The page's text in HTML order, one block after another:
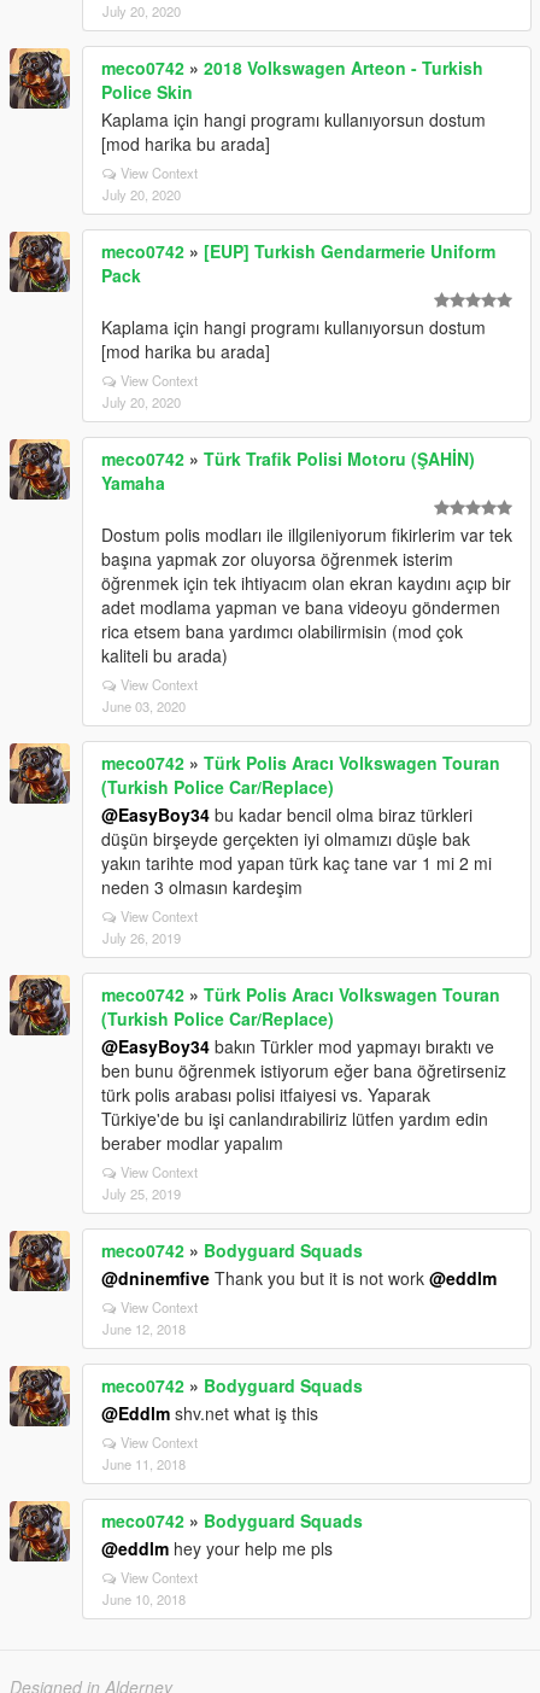
July 20, 2020
meco0742 » 2018 Volkswagen Arteon - Turkish
Police Skin
Kaplama için hangi programı kullanıyorsun dostum
[mod harika bu arada]
View Context
July 20, 2020
meco0742 » [EUP] Turkish Gendarmerie Uniform
Pack
Kaplama için hangi programı kullanıyorsun dostum
[mod harika bu arada]
View Context
July 20, 2020
meco0742 » Türk Trafik Polisi Motoru (ŞAHİN)
Yamaha
Dostum polis modları ile illgileniyorum fikirlerim var tek
başına yapmak zor oluyorsa öğrenmek isterim
öğrenmek için tek ihtiyacım olan ekran kaydını açıp bir
adet modlama yapman ve bana videoyu göndermen
rica etsem bana yardımcı olabilirmisin (mod çok
kaliteli bu arada)
View Context
June 03, 2020
meco0742 » Türk Polis Aracı Volkswagen Touran
(Turkish Police Car/Replace)
@EasyBoy34 bu kadar bencil olma biraz türkleri
düşün birşeyde gerçekten iyi olmamızı düşle bak
yakın tarihte mod yapan türk kaç tane var 1 mi 2 mi
neden 3 olmasın kardeşim
View Context
July 26, 2019
meco0742 » Türk Polis Aracı Volkswagen Touran
(Turkish Police Car/Replace)
@EasyBoy34 bakın Türkler mod yapmayı bıraktı ve
ben bunu öğrenmek istiyorum eğer bana öğretirseniz
türk polis arabası polisi itfaiyesi vs. Yaparak
Türkiye'de bu işi canlandırabiliriz lütfen yardım edin
beraber modlar yapalım
View Context
July 25, 2019
meco0742 » Bodyguard Squads
@dninemfive Thank you but it is not work @eddlm
View Context
June 12, 2018
meco0742 » Bodyguard Squads
@Eddlm shv.net what iş this
View Context
June 11, 2018
meco0742 » Bodyguard Squads
@eddlm hey your help me pls
View Context
June 10, 2018
Designed in Alderney